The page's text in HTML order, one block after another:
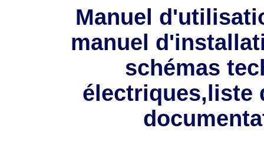
Manuel
manuel
schémas
électriques,liste